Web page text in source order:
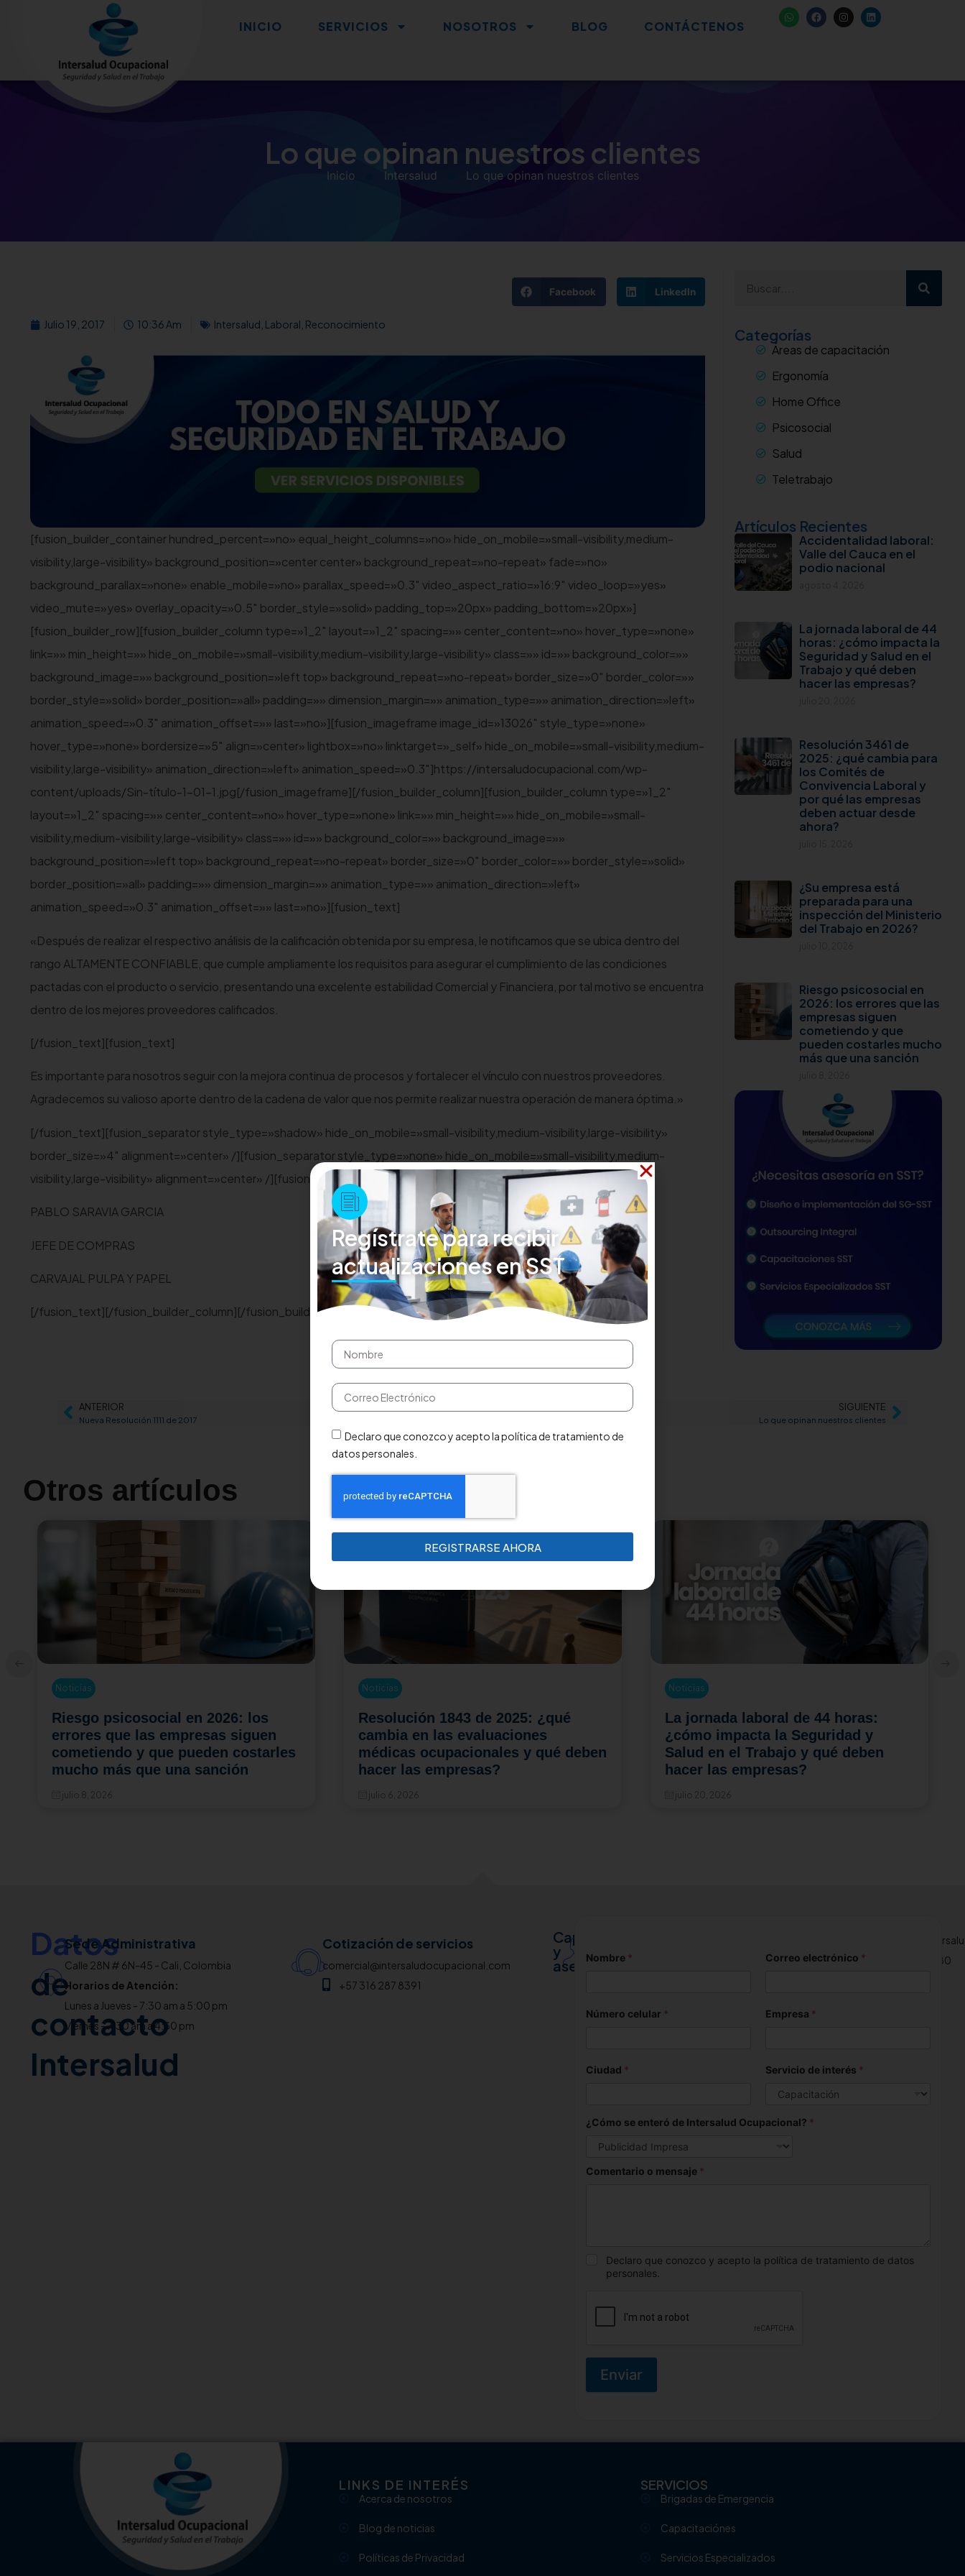
INICIO SERVICIOS NOSOTROS BLOG CONTÁCTENOS
Lo que opinan nuestros clientes
Inicio Intersalud Lo que opinan nuestros clientes
Facebook LinkedIn
Julio 19, 2017 10:36 Am Intersalud Laboral Reconocimiento
[fusion_builder_container hundred_percent=»no» equal_height_columns=»no» hide_on_mobile=»small-visibility,medium-
visibility,large-visibility» background_position=»center center» background_repeat=»no-repeat» fade=»no»
background_parallax=»none» enable_mobile=»no» parallax_speed=»0.3″ video_aspect_ratio=»16:9″ video_loop=»yes»
video_mute=»yes» overlay_opacity=»0.5″ border_style=»solid» padding_top=»20px» padding_bottom=»20px»]
[fusion_builder_row][fusion_builder_column type=»1_2″ layout=»1_2″ spacing=»» center_content=»no» hover_type=»none»
link=»» min_height=»» hide_on_mobile=»small-visibility,medium-visibility,large-visibility» class=»» id=»» background_color=»»
background_image=»» background_position=»left top» background_repeat=»no-repeat» border_size=»0″ border_color=»»
border_style=»solid» border_position=»all» padding=»» dimension_margin=»» animation_type=»» animation_direction=»left»
animation_speed=»0.3″ animation_offset=»» last=»no»][fusion_imageframe image_id=»13026″ style_type=»none»
hover_type=»none» bordersize=»5″ align=»center» lightbox=»no» linktarget=»_self» hide_on_mobile=»small-visibility,medium-
visibility,large-visibility» animation_direction=»left» animation_speed=»0.3″]https://intersaludocupacional.com/wp-
content/uploads/Sin-título-1-01-1.jpg[/fusion_imageframe][/fusion_builder_column][fusion_builder_column type=»1_2″
layout=»1_2″ spacing=»» center_content=»no» hover_type=»none» link=»» min_height=»» hide_on_mobile=»small-
visibility,medium-visibility,large-visibility» class=»» id=»» background_color=»» background_image=»»
background_position=»left top» background_repeat=»no-repeat» border_size=»0″ border_color=»» border_style=»solid»
border_position=»all» padding=»» dimension_margin=»» animation_type=»» animation_direction=»left»
animation_speed=»0.3″ animation_offset=»» last=»no»][fusion_text]
«Después de realizar el respectivo análisis de la calificación obtenida por su empresa, le notificamos que se ubica dentro del
rango ALTAMENTE CONFIABLE, que cumple ampliamente los requisitos para asegurar el cumplimiento de las condiciones
pactadas con el producto o servicio, presentando una excelente estabilidad Comercial y Financiera, por tal motivo se encuentra
dentro de los mejores proveedores calificados.
[/fusion_text][fusion_text]
Es importante para nosotros seguir con la mejora continua de procesos y fortalecer el vínculo con nuestros proveedores.
Agradecemos su valioso aporte dentro de la cadena de valor que nos permite realizar nuestra operación de manera óptima.»
[/fusion_text][fusion_separator style_type=»shadow» hide_on_mobile=»small-visibility,medium-visibility,large-visibility»
border_size=»4″ alignment=»center» /][fusion_separator style_type=»none» hide_on_mobile=»small-visibility,medium-
visibility,large-visibility» alignment=»center» /][fusion_text]
PABLO SARAVIA GARCIA
JEFE DE COMPRAS
CARVAJAL PULPA Y PAPEL
[/fusion_text][/fusion_builder_column][/fusion_builder_row][/fusion_builder_container]
Categorías
Áreas de capacitación
Ergonomía
Home Office
Psicosocial
Salud
Teletrabajo
Artículos Recientes
Accidentalidad laboral:
Valle del Cauca en el
podio nacional
La jornada laboral de 44
horas: ¿cómo impacta la
Seguridad y Salud en el
Trabajo y qué deben
hacer las empresas?
Resolución 3461 de
2025: ¿qué cambia para
los Comités de
Convivencia Laboral y
por qué las empresas
deben actuar desde
ahora?
¿Su empresa está
preparada para una
inspección del Ministerio
del Trabajo en 2026?
Riesgo psicosocial en
2026: los errores que las
empresas siguen
cometiendo y que
pueden costarles mucho
más que una sanción
ANTERIOR
Nueva Resolución 1111 de 2017
SIGUIENTE
Lo que opinan nuestros clientes
Otros artículos
en 2026: los
las empresas siguen
y que pueden costarles
que una sanción
Resolución 1843 de 2025: ¿qué
cambia en las evaluaciones
médicas ocupacionales y qué deben
hacer las empresas?
La jornada laboral de 44 horas:
¿cómo impacta la Seguridad y
Salud en el Trabajo y qué deben
hacer las empresas?
Resolución 3461
cambia para los
Convivencia
Datos
de
contacto
Intersalud
Sede Administrativa
Calle 28N # 6N-45 - Cali, Colombia
Horarios de Atención:
Lunes a Jueves - 7:30 am a 5:00 pm
Viernes - 7:30 am a 4:30 pm
Cotización de servicios
comercial@intersaludocupacional.com
+57 316 287 8391
Capacitación
y
asesoría+57 317 4371 300
+57 317 434 7180
Nombre * Correo electrónico *
Número celular * Empresa *
Ciudad * Servicio de interés *
¿Cómo se enteró de Intersalud Ocupacional? *
Comentario o mensaje *
Declaro que conozco y acepto la política de tratamiento de datos
personales.
Enviar
LINKS DE INTERÉS
Acerca de nosotros
Blog de noticias
Políticas de Privacidad
SERVICIOS
Brigadas de Emergencia
Capacitaciónes
Servicios Especializados
Regístrate para recibir
actualizaciones en SST
Declaro que conozco y acepto la política de tratamiento de
datos personales.
REGISTRARSE AHORA